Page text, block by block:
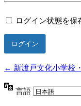
ログイン状態を保
← 新渡戸文化小学校
言語